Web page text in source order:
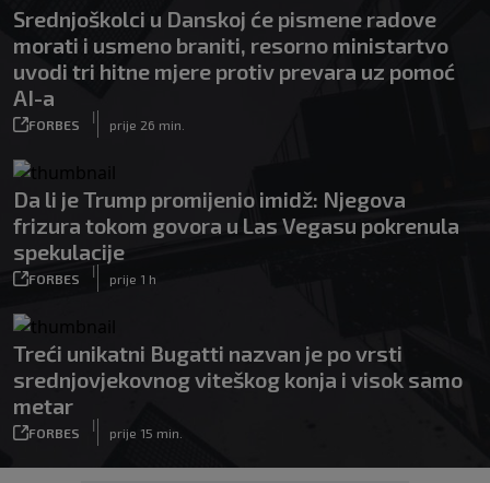
Srednjoškolci u Danskoj će pismene radove
morati i usmeno braniti, resorno ministartvo
uvodi tri hitne mjere protiv prevara uz pomoć
AI-a
FORBES
|
prije 26 min.
Da li je Trump promijenio imidž: Njegova
frizura tokom govora u Las Vegasu pokrenula
spekulacije
FORBES
|
prije 1 h
Treći unikatni Bugatti nazvan je po vrsti
srednjovjekovnog viteškog konja i visok samo
metar
FORBES
|
prije 15 min.